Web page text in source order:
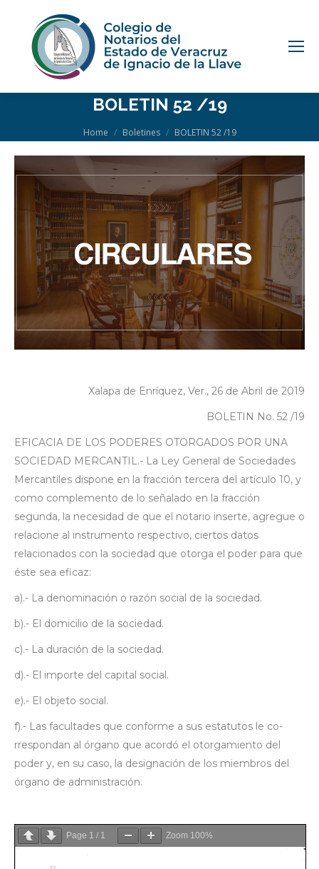
BOLETIN 52 /19
You are here:
Home Boletines BOLETIN 52 /19
Xalapa de Enríquez, Ver., 26 de Abril de 2019
BOLETIN No. 52 /19
EFICACIA DE LOS PODERES OTORGADOS POR UNA
SOCIEDAD MERCANTIL.- La Ley General de Sociedades
Mercantiles dispone en la fracción tercera del artículo 10, y
como complemento de lo señalado en la fracción
segunda, la necesidad de que el notario inserte, agregue o
relacione al instrumento respectivo, ciertos datos
relacionados con la sociedad que otorga el poder para que
éste sea eficaz:
a).- La denominación o razón social de la sociedad.
b).- El domicilio de la sociedad.
c).- La duración de la sociedad.
d).- El importe del capital social.
e).- El objeto social.
f).- Las facultades que conforme a sus estatutos le co-
rrespondan al órgano que acordó el otorgamiento del
poder y, en su caso, la designación de los miembros del
órgano de administración.
Page 1 / 1 Zoom 100%